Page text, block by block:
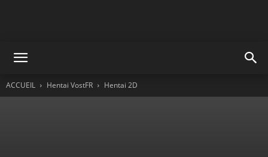
ACCUEIL Hentai VostFR Hentai 2D